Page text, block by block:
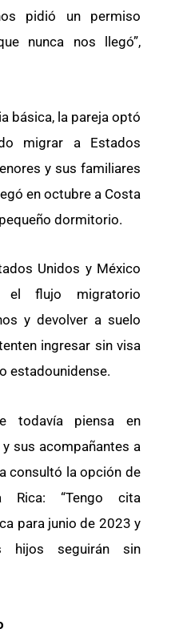
pidió un permiso
nunca nos llegó”,
básica, la pareja optó
migrar a Estados
y sus familiares
en octubre a Costa
dormitorio.
Unidos y México
el flujo migratorio
y devolver a suelo
ingresar sin visa
estadounidense.
todavía piensa en
sus acompañantes a
consultó la opción de
Rica: “Tengo cita
para junio de 2023 y
hijos seguirán sin